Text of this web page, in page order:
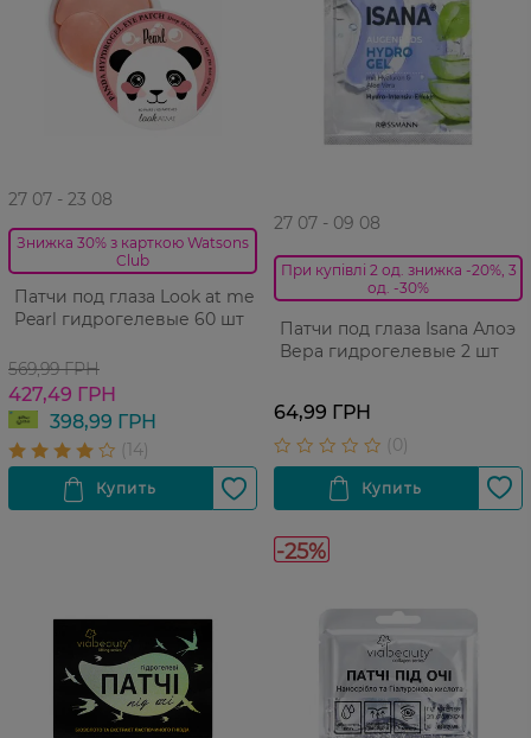
27 07 - 23 08
Знижка 30% з карткою Watsons
Club
Патчи под глаза Look at me
Pearl гидрогелевые 60 шт
569,99 ГРН
427,49 ГРН
398,99 ГРН
27 07 - 09 08
При купівлі 2 од. знижка -20%, 3
од. -30%
Патчи под глаза Isana Алоэ
Вера гидрогелевые 2 шт
64,99 ГРН
-25%